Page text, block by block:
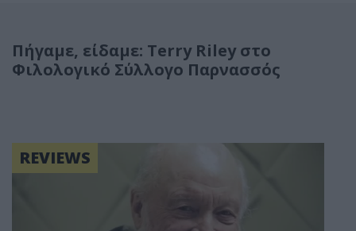
Πήγαμε, είδαμε: Terry Riley στο
Φιλολογικό Σύλλογο Παρνασσός
REVIEWS